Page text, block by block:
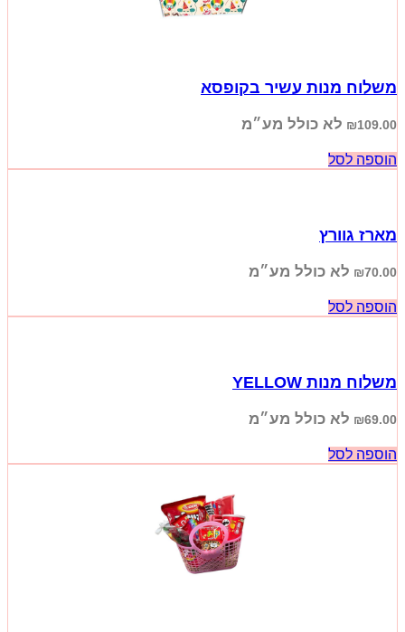
משלוח מנות עשיר בקופסא
₪109.00 לא כולל מע״מ
הוספה לסל
מארז גוורץ
₪70.00 לא כולל מע״מ
הוספה לסל
משלוח מנות YELLOW
₪69.00 לא כולל מע״מ
הוספה לסל